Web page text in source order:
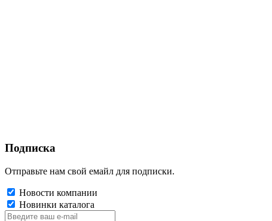
Подписка
Отправьте нам свой емайл для подписки.
Новости компании
Новинки каталога